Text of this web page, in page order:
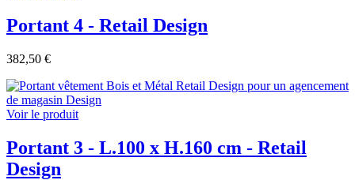
Portant 4 - Retail Design
382,50 €
Voir le produit
Portant 3 - L.100 x H.160 cm - Retail
Design